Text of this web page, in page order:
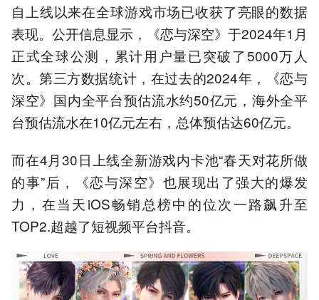
自上线以来在全球游戏市场已收获了亮眼的数据
表现。公开信息显示，《恋与深空》于2024年1月
正式全球公测，累计用户量已突破了5000万人
次。第三方数据统计，在过去的2024年，《恋与
深空》国内全平台预估流水约50亿元，海外全平
台预估流水在10亿元左右，总体预估达60亿元。
而在4月30日上线全新游戏内卡池“春天对花所做
的事”后，《恋与深空》也展现出了强大的爆发
力，在当天iOS畅销总榜中的位次一路飙升至
TOP2.超越了短视频平台抖音。